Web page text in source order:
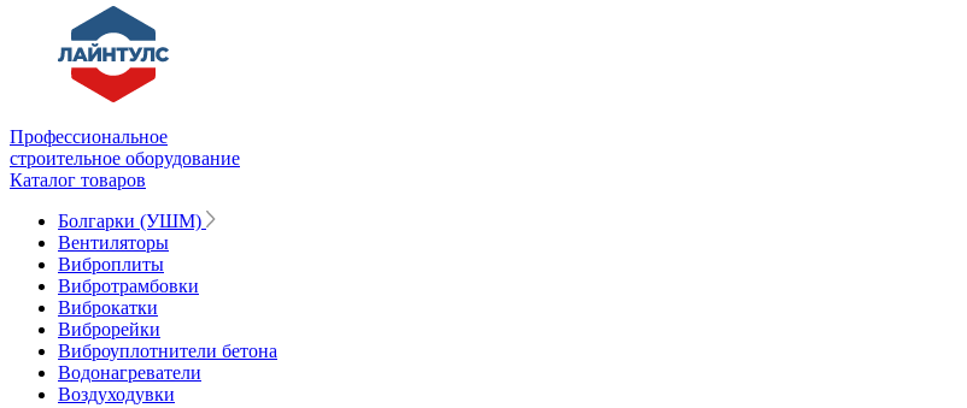
Профессиональное
строительное оборудование
Каталог товаров
Болгарки (УШМ)
Вентиляторы
Виброплиты
Вибротрамбовки
Виброкатки
Виброрейки
Виброуплотнители бетона
Водонагреватели
Воздуходувки